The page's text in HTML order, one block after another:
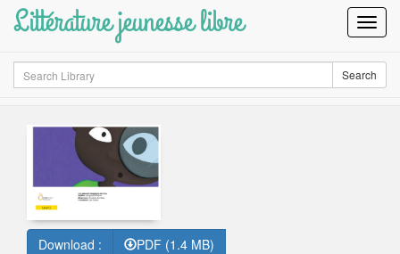
Littérature jeunesse libre
Search Search
Download :
PDF (1.4 MB)